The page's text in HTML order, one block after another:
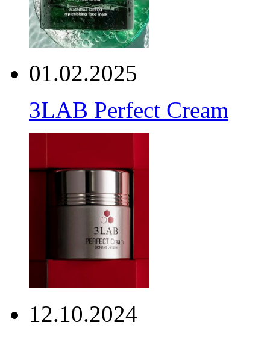
01.02.2025
3LAB Perfect Cream
12.10.2024